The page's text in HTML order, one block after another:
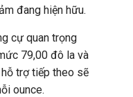
đang hiện hữu.
cự quan trọng
79,00 đô la và
trợ tiếp theo sẽ
ounce.